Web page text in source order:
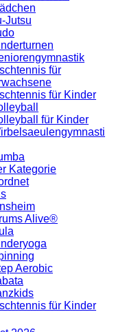
Jutsu
für
für Kinder
für Kinder
Kategorie
Alive®
Aerobic
für Kinder